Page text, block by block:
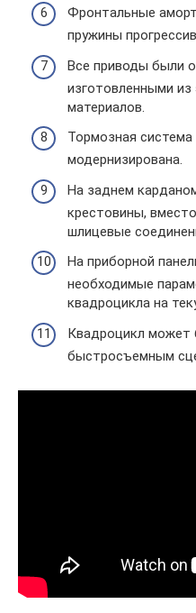
Фронтальные
пружины
Все приводы были
изготовленными
материалов.
Тормозная
модернизирована.
На заднем
крестовины,
шлицевые
На приборной
необходимые
квадроцикла на
Квадроцикл может
быстросъемным